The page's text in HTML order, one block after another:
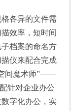
各异的文件需
效率，短时间
档案的命名方
仪来配合完成
间魔术师”——
针对企业办公
字化办公，实